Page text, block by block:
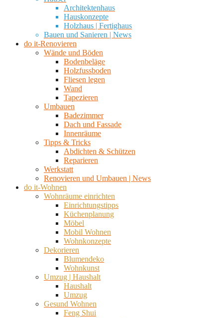
Architektenhaus
Hauskonzepte
Holzhaus | Fertighaus
Bauen und Sanieren | News
do it-Renovieren
Wände und Böden
Bodenbeläge
Holzfussboden
Fliesen legen
Wand
Tapezieren
Umbauen
Badezimmer
Dach und Fassade
Innenräume
Tipps & Tricks
Abdichten & Schützen
Reparieren
Werkstatt
Renovieren und Umbauen | News
do it-Wohnen
Wohnräume einrichten
Einrichtungstipps
Küchenplanung
Möbel
Mobil Wohnen
Wohnkonzepte
Dekorieren
Blumendeko
Wohnkunst
Umzug | Haushalt
Haushalt
Umzug
Gesund Wohnen
Feng Shui